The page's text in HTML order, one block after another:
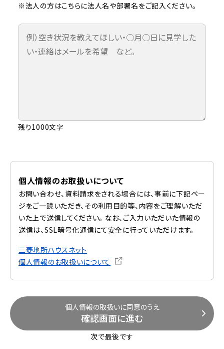
※法人の方はこちらに法人名や部署名をご記入ください。
残り1000文字
個人情報のお取扱いについて
お問い合わせ、資料請求をされる場合には、事前に下記ペー
ジをご一読いただき、その利用目的等、内容をご理解いただ
いた上で送信してください。 なお、ご入力いただいた情報の
送信は、SSL暗号化通信にて安全に行っていただけます。
三菱地所ハウスネット
個人情報のお取扱いについて
個人情報の取扱いに同意のうえ
確認画面に進む
次で最後です